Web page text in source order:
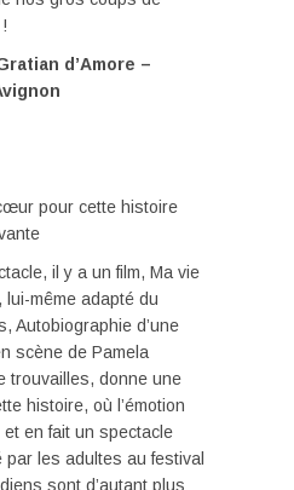
d’Amore –
pour cette histoire
il y a un film, Ma vie
même adapté du
Autobiographie d’une
scène de Pamela
trouvailles, donne une
histoire, où l’émotion
en fait un spectacle
les adultes au festival
sont d’autant plus